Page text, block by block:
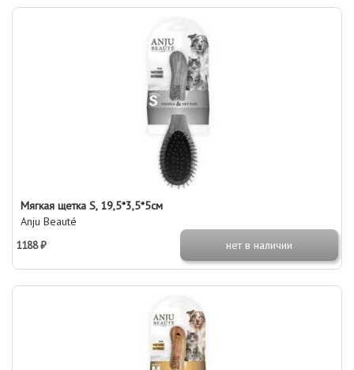
Мягкая щетка S, 19,5*3,5*5см
Anju Beauté
1188 ₽
нет в наличии